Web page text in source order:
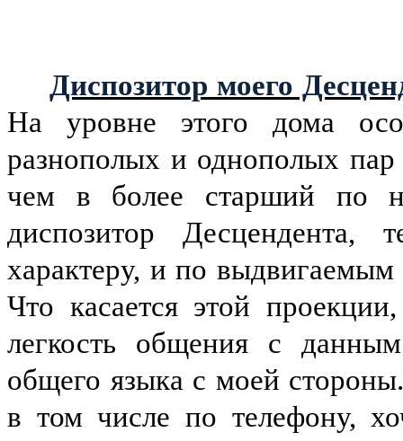
Диспозитор моего
На уровне этого дома
разнополых и однополых
чем в более старший по
диспозитор
характеру, и по выдвигаемым
Что касается этой
легкость общения с
общего языка с моей
в том числе по телефону,